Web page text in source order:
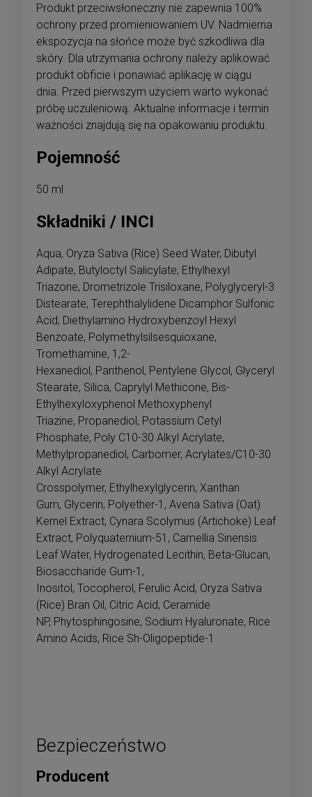
Produkt przeciwsłoneczny nie zapewnia 100%
ochrony przed promieniowaniem UV. Nadmierna
ekspozycja na słońce może być szkodliwa dla
skóry. Dla utrzymania ochrony należy aplikować
produkt obficie i ponawiać aplikację w ciągu
dnia. Przed pierwszym użyciem warto wykonać
próbę uczuleniową. Aktualne informacje i termin
ważności znajdują się na opakowaniu produktu.
Pojemność
50 ml
Składniki / INCI
Aqua, Oryza Sativa (Rice) Seed Water, Dibutyl
Adipate, Butyloctyl Salicylate, Ethylhexyl
Triazone, Drometrizole Trisiloxane, Polyglyceryl-3
Distearate, Terephthalylidene Dicamphor Sulfonic
Acid, Diethylamino Hydroxybenzoyl Hexyl
Benzoate, Polymethylsilsesquioxane,
Tromethamine, 1,2-
Hexanediol, Panthenol, Pentylene Glycol, Glyceryl
Stearate, Silica, Caprylyl Methicone, Bis-
Ethylhexyloxyphenol Methoxyphenyl
Triazine, Propanediol, Potassium Cetyl
Phosphate, Poly C10-30 Alkyl Acrylate,
Methylpropanediol, Carbomer, Acrylates/C10-30
Alkyl Acrylate
Crosspolymer, Ethylhexylglycerin, Xanthan
Gum, Glycerin, Polyether-1, Avena Sativa (Oat)
Kernel Extract, Cynara Scolymus (Artichoke) Leaf
Extract, Polyquaternium-51, Camellia Sinensis
Leaf Water, Hydrogenated Lecithin, Beta-Glucan,
Biosaccharide Gum-1,
Inositol, Tocopherol, Ferulic Acid, Oryza Sativa
(Rice) Bran Oil, Citric Acid, Ceramide
NP, Phytosphingosine, Sodium Hyaluronate, Rice
Amino Acids, Rice Sh-Oligopeptide-1
Bezpieczeństwo
Producent